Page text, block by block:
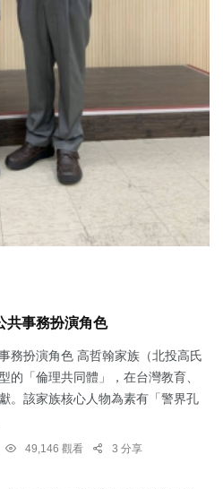
共事務扮演角色
務扮演角色 高哲翰家族（北投高氏
的「倫理共同體」，在台灣教育、
。該家族核心人物為素有「警界孔
49,146 觀看 3 分享